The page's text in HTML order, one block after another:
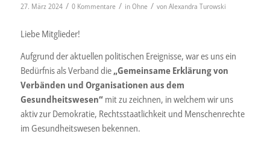
27. März 2024 / 0 Kommentare / inOhne / vonAlexandra Turowski
Liebe Mitglieder!
Aufgrund der aktuellen politischen Ereignisse, war es uns ein
Bedürfnis als Verband die „Gemeinsame Erklärung von
Verbänden und Organisationen aus dem
Gesundheitswesen“mit zu zeichnen, in welchem wir uns
aktiv zur Demokratie, Rechtsstaatlichkeit und Menschenrechte
im Gesundheitswesen bekennen.